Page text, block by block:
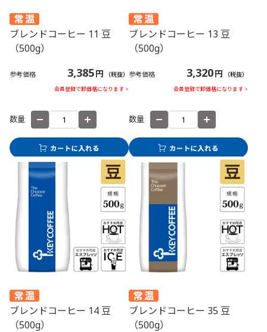
ブレンドコーヒー 11 豆
（500g）
参考価格 3,385円 （税抜）
会員登録で卸価格になります >
数量
ブレンドコーヒー 13 豆
（500g）
参考価格 3,320円 （税抜）
会員登録で卸価格になります >
数量
ブレンドコーヒー 14 豆
（500g）
ブレンドコーヒー 35 豆
（500g）